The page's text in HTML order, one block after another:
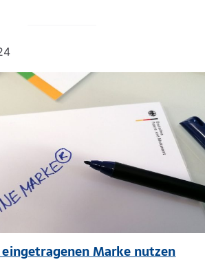
Marke nutzen